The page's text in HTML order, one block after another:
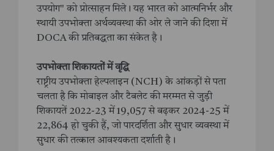
उपयोग" को प्रोत्साहन मिले। यह भारत को आत्मनिर्भर और
स्थायी उपभोक्ता अर्थव्यवस्था की ओर ले जाने की दिशा में
DOCA की प्रतिबद्धता का संकेत है।
उपभोक्ता शिकायतों में वृद्धि
राष्ट्रीय उपभोक्ता हेल्पलाइन (NCH) के आंकड़ों से पता
चलता है कि मोबाइल और टैबलेट की मरम्मत से जुड़ी
शिकायतें 2022-23 में 19,057 से बढ़कर 2024-25 में
22,864 हो चुकी हैं, जो पारदर्शिता और सुधार व्यवस्था में
सुधार की तत्काल आवश्यकता दर्शाती है।